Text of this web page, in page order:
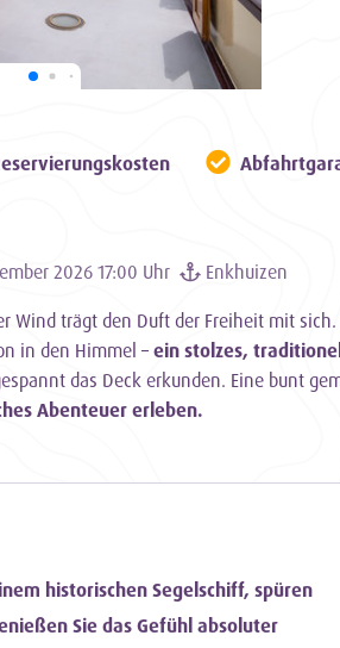
2026 17:00 Uhr Enkhuizen
Wind trägt den Duft der Freiheit mit
in den Himmel – ein stolzes,
das Deck erkunden. Eine bunt
Abenteuer erleben.
historischen Segelschiff, spüren
Sie das Gefühl absoluter